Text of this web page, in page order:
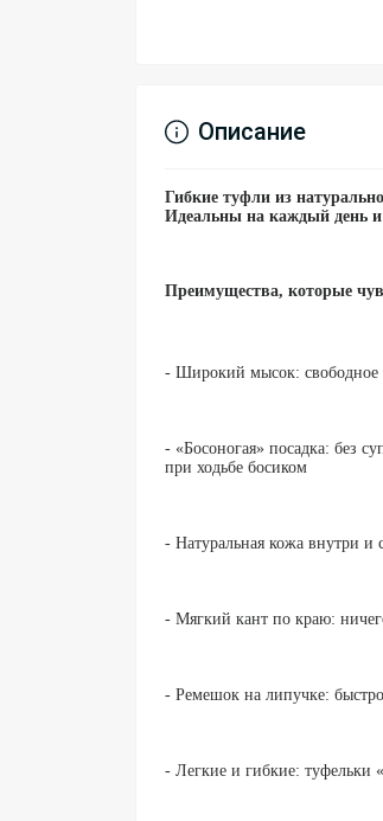
Описание
Гибкие туфли из
Идеальны на каждый день
Преимущества, которые
- Широкий мысок: свободное
- «Босоногая» посадка: без
при ходьбе босиком
- Натуральная кожа внутри
- Мягкий кант по краю:
- Ремешок на липучке:
- Легкие и гибкие: туфельки